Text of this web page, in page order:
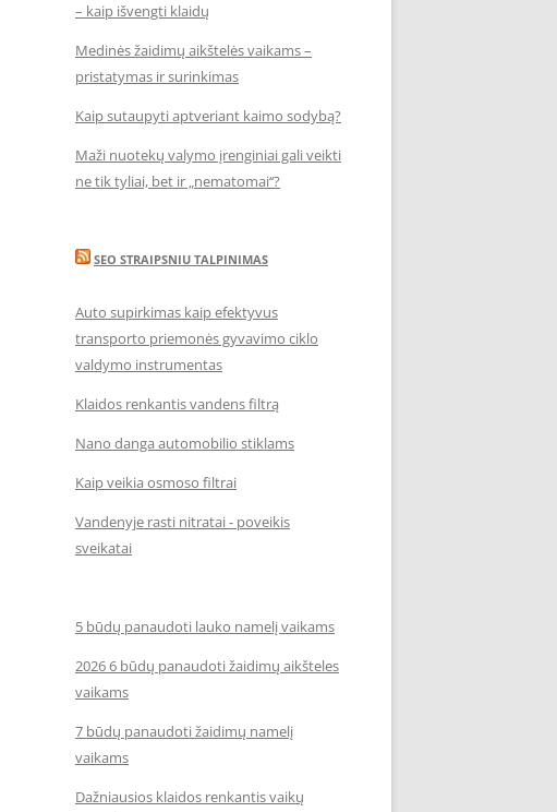
– kaip išvengti klaidų
Medinės žaidimų aikštelės vaikams –
pristatymas ir surinkimas
Kaip sutaupyti aptveriant kaimo sodybą?
Maži nuotekų valymo įrenginiai gali veikti
ne tik tyliai, bet ir „nematomai‘‘?
SEO STRAIPSNIU TALPINIMAS
Auto supirkimas kaip efektyvus
transporto priemonės gyvavimo ciklo
valdymo instrumentas
Klaidos renkantis vandens filtrą
Nano danga automobilio stiklams
Kaip veikia osmoso filtrai
Vandenyje rasti nitratai - poveikis
sveikatai
5 būdų panaudoti lauko namelį vaikams
2026 6 būdų panaudoti žaidimų aikšteles
vaikams
7 būdų panaudoti žaidimų namelį
vaikams
Dažniausios klaidos renkantis vaikų